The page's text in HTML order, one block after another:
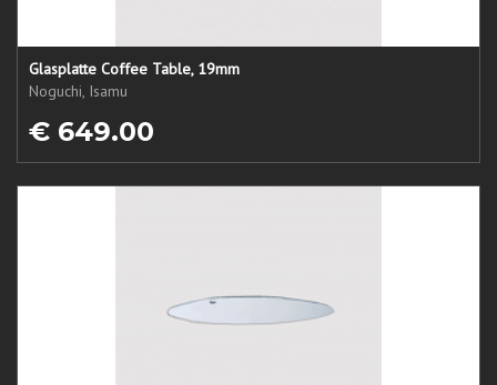
Glasplatte Coffee Table, 19mm
Noguchi, Isamu
€ 649.00